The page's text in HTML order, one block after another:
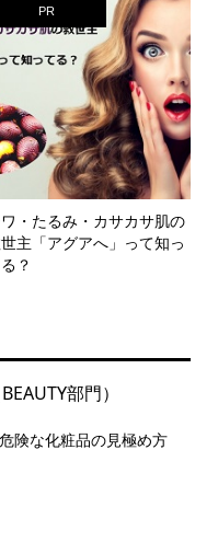
PR
・たるみ・カサカサ肌の
主「アグアへ」って知っ
？
部門）
険な化粧品の見極め方